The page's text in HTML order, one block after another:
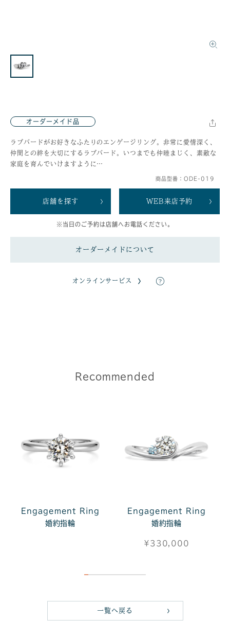
オーダーメイド品
ラブバードがお好きなふたりのエンゲージリング。非常に愛情深く、
仲間との絆を大切にするラブバード。いつまでも仲睦まじく、素敵な
家庭を育んでいけますように…
商品型番：ODE-019
店舗を探す WEB来店予約
※当日のご予約は店舗へお電話ください。
オーダーメイドについて
オンラインサービス
Recommended
Engagement Ring
婚約指輪
Engagement Ring
婚約指輪
¥330,000
一覧へ戻る